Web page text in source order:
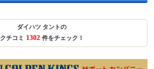
ダイハツ タントの
クチコミ 1302 件をチェック！